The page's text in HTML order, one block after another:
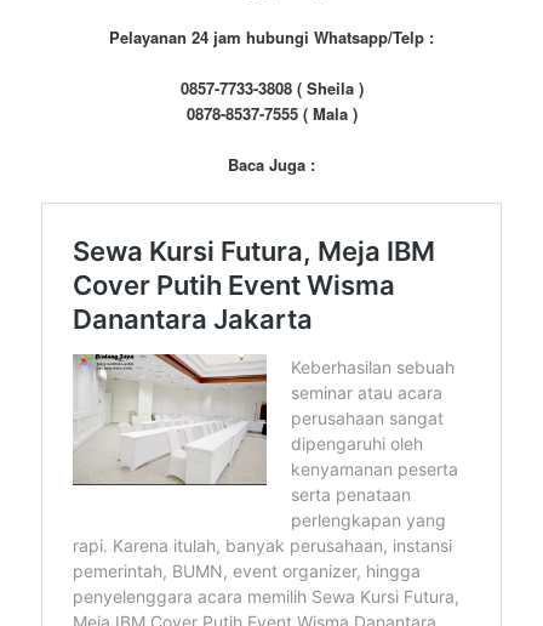
Pelayanan 24 jam hubungi Whatsapp/Telp :
0857-7733-3808 ( Sheila )
0878-8537-7555 ( Mala )
Baca Juga :